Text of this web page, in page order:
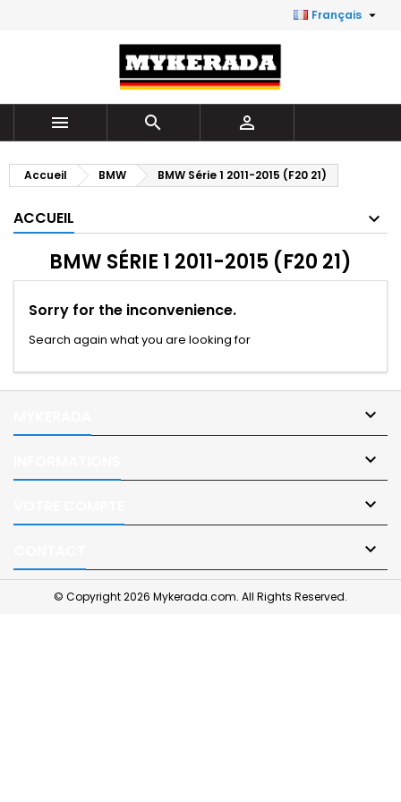
Français 
  
Accueil BMW BMW Série 1 2011-2015 (F20 21)
ACCUEIL
BMW SÉRIE 1 2011-2015 (F20 21)
Sorry for the inconvenience.
Search again what you are looking for




© Copyright 2026 Mykerada.com. All Rights Reserved.